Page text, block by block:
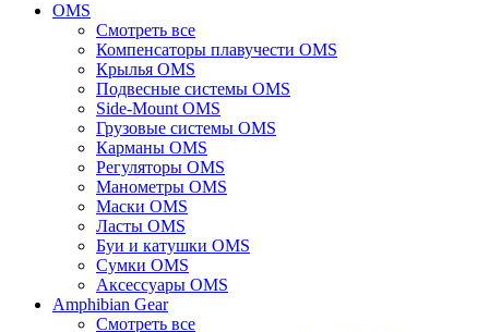
OMS
Смотреть все
Компенсаторы плавучести OMS
Крылья OMS
Подвесные системы OMS
Side-Mount OMS
Грузовые системы OMS
Карманы OMS
Регуляторы OMS
Манометры OMS
Маски OMS
Ласты OMS
Буи и катушки OMS
Сумки OMS
Аксессуары OMS
Amphibian Gear
Смотреть все